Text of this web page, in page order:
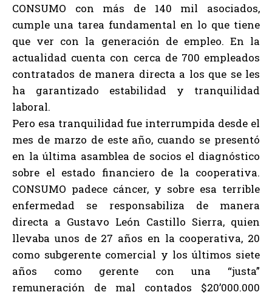
CONSUMO con más de 140 mil asociados,
cumple una tarea fundamental en lo que tiene
que ver con la generación de empleo. En la
actualidad cuenta con cerca de 700 empleados
contratados de manera directa a los que se les
ha garantizado estabilidad y tranquilidad
laboral.
Pero esa tranquilidad fue interrumpida desde el
mes de marzo de este año, cuando se presentó
en la última asamblea de socios el diagnóstico
sobre el estado financiero de la cooperativa.
CONSUMO padece cáncer, y sobre esa terrible
enfermedad se responsabiliza de manera
directa a Gustavo León Castillo Sierra, quien
llevaba unos de 27 años en la cooperativa, 20
como subgerente comercial y los últimos siete
años como gerente con una “justa”
remuneración de mal contados $20’000.000